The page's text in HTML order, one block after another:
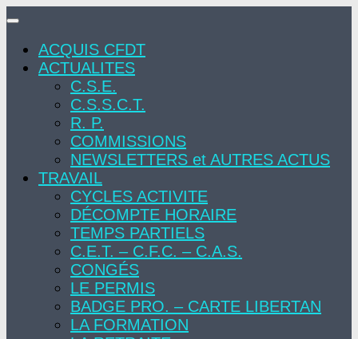
Skip
contentACQUIS CFDT
ACTUALITES
C.S.E.
C.S.S.C.T.
R. P.
COMMISSIONS
NEWSLETTERS et AUTRES ACTUS
TRAVAIL
CYCLES ACTIVITE
DÉCOMPTE HORAIRE
TEMPS PARTIELS
C.E.T. – C.F.C. – C.A.S.
CONGÉS
LE PERMIS
BADGE PRO. – CARTE LIBERTAN
LA FORMATION